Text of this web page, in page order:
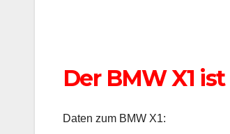
Der BMW X1
Daten zum BMW X1: